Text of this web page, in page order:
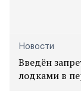
Новости
Введён
лодками в